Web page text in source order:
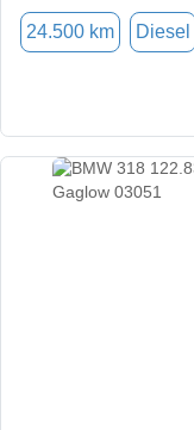
24.500 km Diesel